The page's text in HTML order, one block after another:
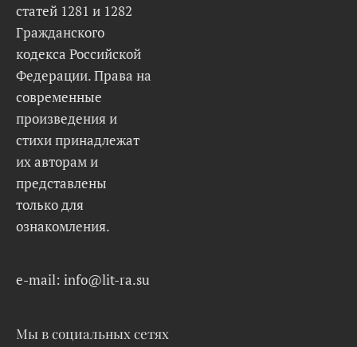
статей 1281 и 1282
Гражданского
кодекса Российской
Федерации. Права на
современные
произведения и
стихи принадлежат
их авторам и
представлены
только для
ознакомления.
e-mail: info@lit-ra.su
Мы в социальных сетях